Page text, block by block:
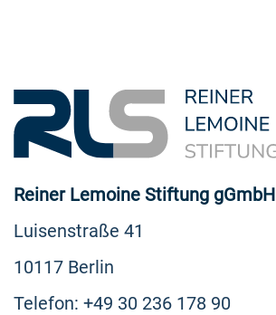
Reiner Lemoine Stiftung gGmbH
Luisenstraße 41
10117 Berlin
Telefon: +49 30 236 178 90